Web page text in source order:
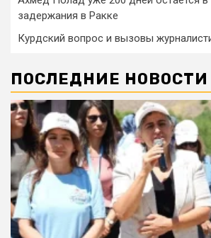
задержания в Ракке
Курдский вопрос и вызовы
ПОСЛЕДНИЕ